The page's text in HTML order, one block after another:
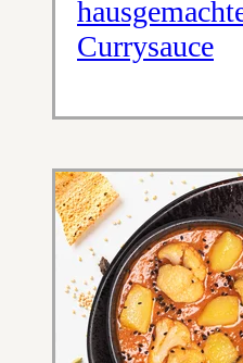
Currysauce